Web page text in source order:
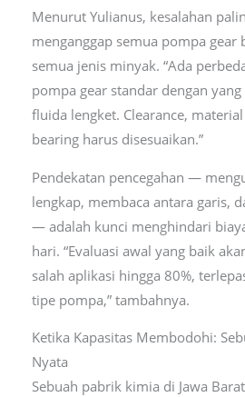
Menurut Yulianus, kesalahan
menganggap semua pompa gear
semua jenis minyak. “Ada
pompa gear standar dengan
fluida lengket. Clearance,
bearing harus disesuaikan.”
Pendekatan pencegahan —
lengkap, membaca antara garis,
— adalah kunci menghindari
hari. “Evaluasi awal yang baik
salah aplikasi hingga 80%,
tipe pompa,” tambahnya.
Ketika Kapasitas Membodohi:
Nyata
Sebuah pabrik kimia di Jawa